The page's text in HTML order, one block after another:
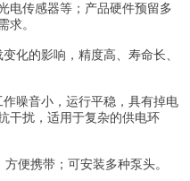
电传感器等；产品硬件预留多
求。
化的影响，精度高、寿命长、
噪音小，运行平稳，具有掉电
干扰，适用于复杂的供电环
便携带；可安装多种泵头。